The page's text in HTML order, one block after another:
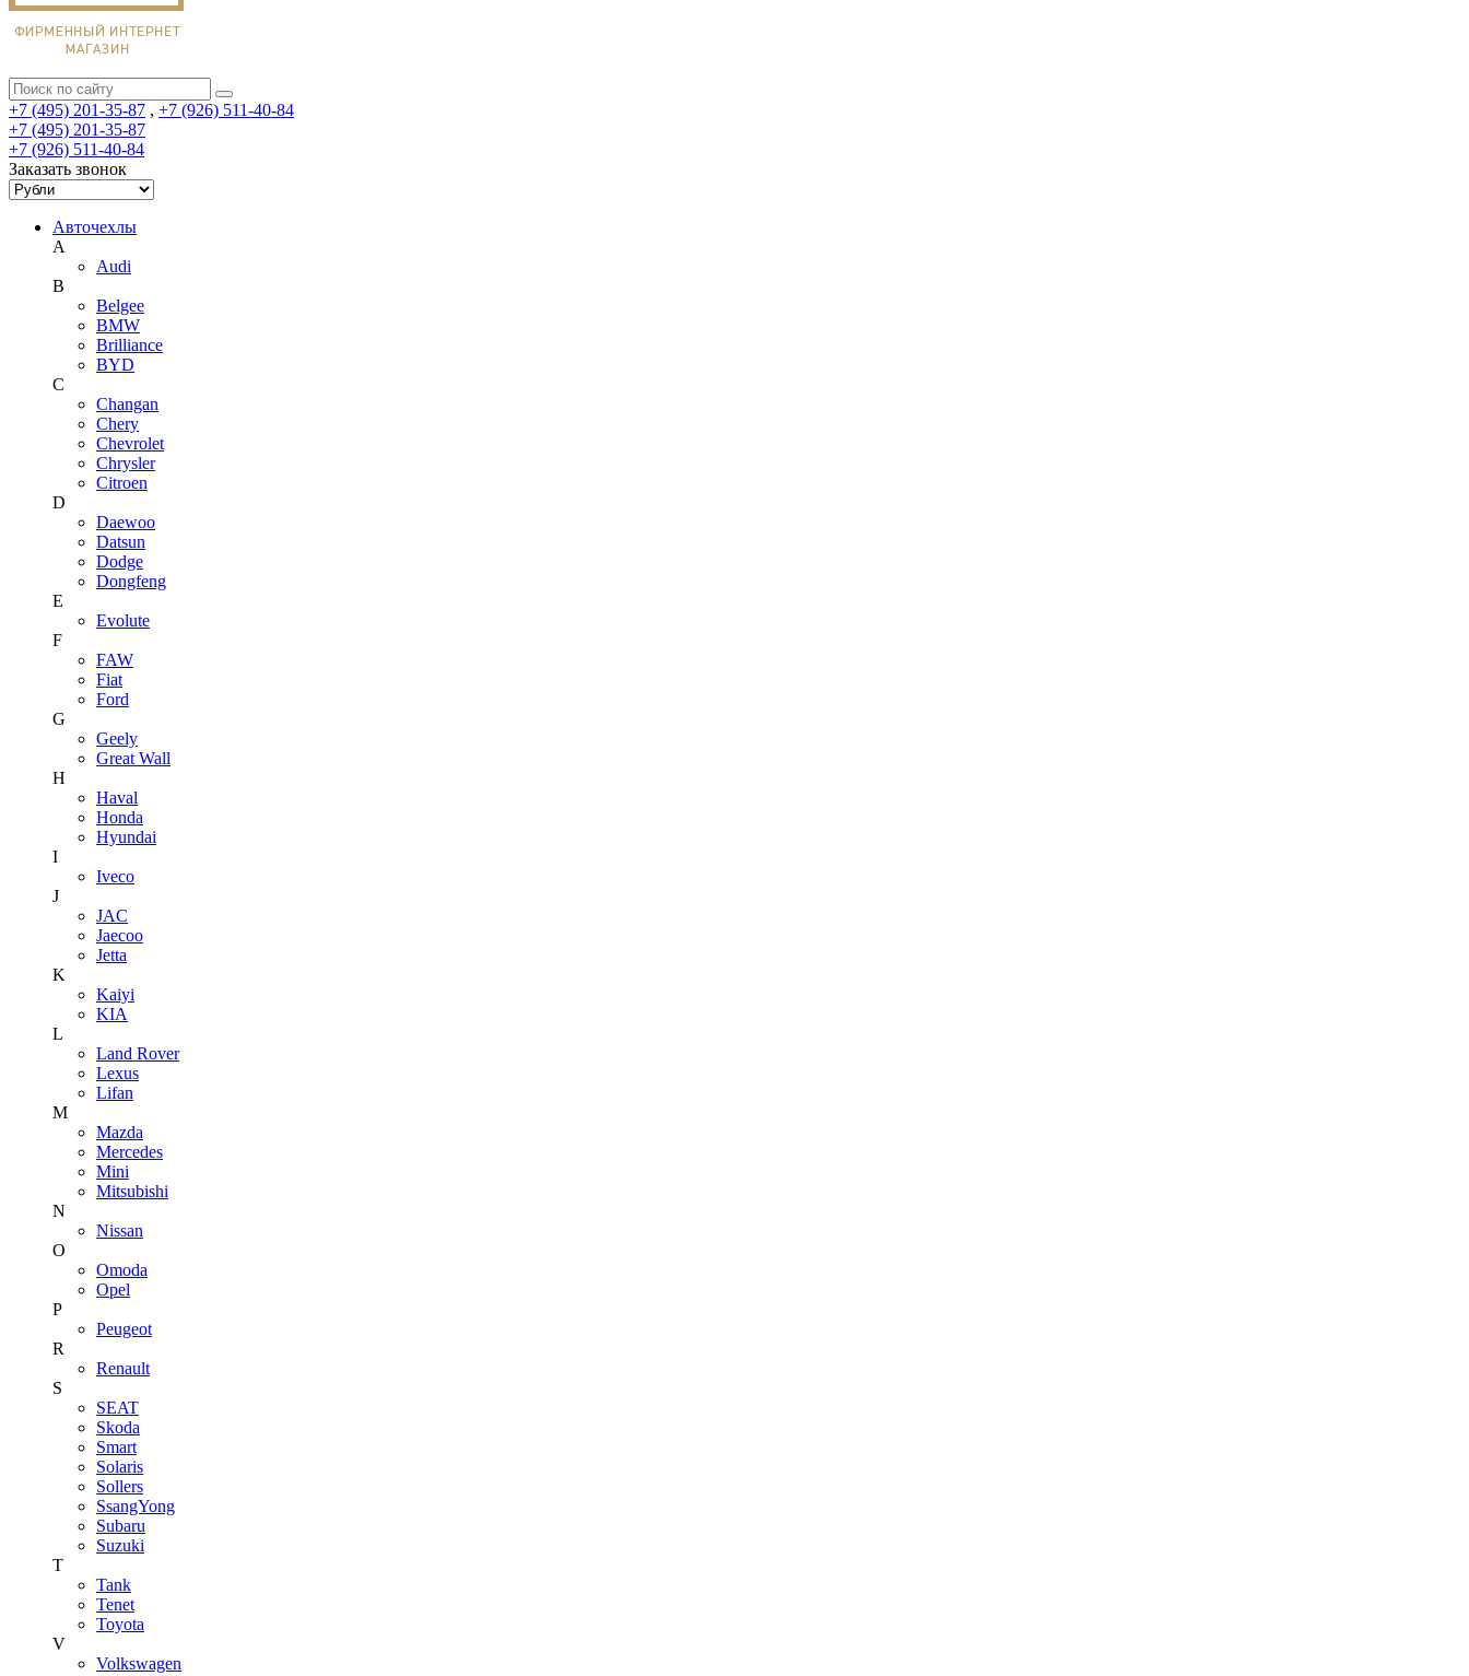
+7 (495) 201-35-87 , +7 (926) 511-40-84
+7 (495) 201-35-87
+7 (926) 511-40-84
Заказать звонок
Авточехлы
A
Audi
B
Belgee
BMW
Brilliance
BYD
C
Changan
Chery
Chevrolet
Chrysler
Citroen
D
Daewoo
Datsun
Dodge
Dongfeng
E
Evolute
F
FAW
Fiat
Ford
G
Geely
Great Wall
H
Haval
Honda
Hyundai
I
Iveco
J
JAC
Jaecoo
Jetta
K
Kaiyi
KIA
L
Land Rover
Lexus
Lifan
M
Mazda
Mercedes
Mini
Mitsubishi
N
Nissan
O
Omoda
Opel
P
Peugeot
R
Renault
S
SEAT
Skoda
Smart
Solaris
Sollers
SsangYong
Subaru
Suzuki
T
Tank
Tenet
Toyota
V
Volkswagen